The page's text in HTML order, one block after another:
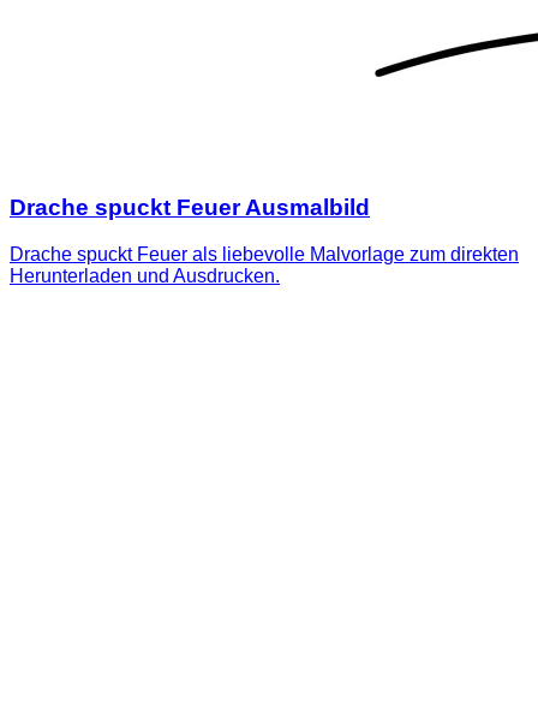
Drache spuckt Feuer Ausmalbild
Drache spuckt Feuer als liebevolle Malvorlage zum direkten
Herunterladen und Ausdrucken.